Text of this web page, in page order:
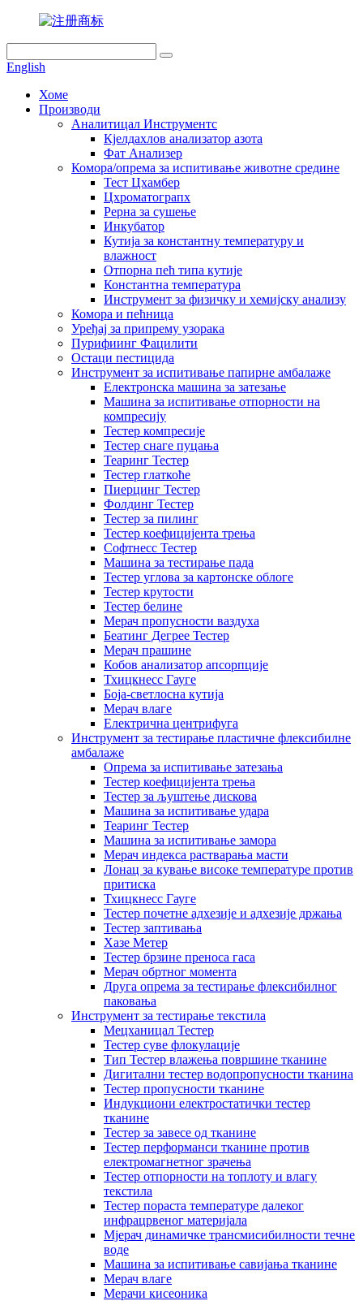
English
Хоме
Производи
Аналитицал Инструментс
Кјелдахлов анализатор азота
Фат Анализер
Комора/опрема за испитивање животне средине
Тест Цхамбер
Цхроматограпх
Рерна за сушење
Инкубатор
Кутија за константну температуру и
влажност
Отпорна пећ типа кутије
Константна температура
Инструмент за физичку и хемијску анализу
Комора и пећница
Уређај за припрему узорака
Пурифиинг Фацилити
Остаци пестицида
Инструмент за испитивање папирне амбалаже
Електронска машина за затезање
Машина за испитивање отпорности на
компресију
Тестер компресије
Тестер снаге пуцања
Теаринг Тестер
Тестер глаткоће
Пиерцинг Тестер
Фолдинг Тестер
Тестер за пилинг
Тестер коефицијента трења
Софтнесс Тестер
Машина за тестирање пада
Тестер углова за картонске облоге
Тестер крутости
Тестер белине
Мерач пропусности ваздуха
Беатинг Дегрее Тестер
Мерач прашине
Кобов анализатор апсорпције
Тхицкнесс Гауге
Боја-светлосна кутија
Мерач влаге
Електрична центрифуга
Инструмент за тестирање пластичне флексибилне
амбалаже
Опрема за испитивање затезања
Тестер коефицијента трења
Тестер за љуштење дискова
Машина за испитивање удара
Теаринг Тестер
Машина за испитивање замора
Мерач индекса растварања масти
Лонац за кување високе температуре против
притиска
Тхицкнесс Гауге
Тестер почетне адхезије и адхезије држања
Тестер заптивања
Хазе Метер
Тестер брзине преноса гаса
Мерач обртног момента
Друга опрема за тестирање флексибилног
паковања
Инструмент за тестирање текстила
Мецханицал Тестер
Тестер суве флокулације
Тип Тестер влажења површине тканине
Дигитални тестер водопропусности тканина
Тестер пропусности тканине
Индукциони електростатички тестер
тканине
Тестер за завесе од тканине
Тестер перформанси тканине против
електромагнетног зрачења
Тестер отпорности на топлоту и влагу
текстила
Тестер пораста температуре далеког
инфрацрвеног материјала
Мјерач динамичке трансмисибилности течне
воде
Машина за испитивање савијања тканине
Мерач влаге
Мерачи кисеоника